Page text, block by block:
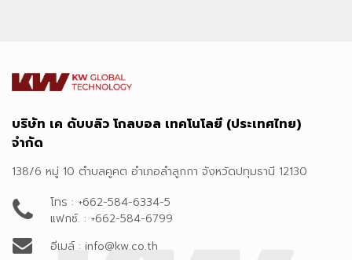
บริษัท เค ดับบลิว โกลบอล เทคโนโลยี (ประเทศไทย)
จำกัด
138/6 หมู่ 10 ตำบลคูคต อำเภอลำลูกกา จังหวัดปทุมธานี 12130
โทร : +662-584-6334-5
แฟกซ์. : +662-584-6799
อีเมล์ : info@kw.co.th